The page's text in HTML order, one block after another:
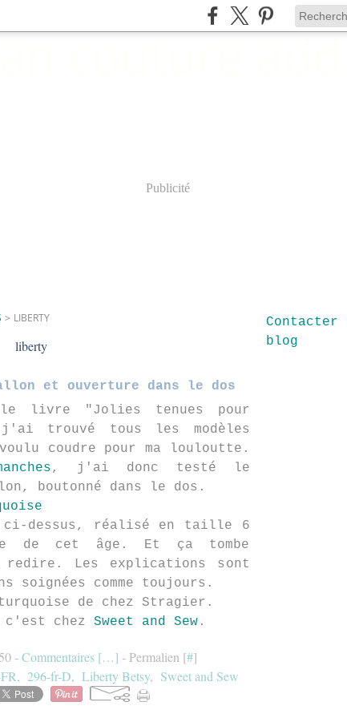
Publicité
> LIBERTY
liberty
et ouverture dans le dos
le livre "Jolies tenues pour
trouvé tous les modèles
coudre pour ma louloutte.
, j'ai donc testé le
boutonné dans le dos.
ci-dessus, réalisé en taille 6
de cet âge. Et ça tombe
redire. Les explications sont
comme toujours.
de chez Stragier.
chez Sweet and Sew.
-Commentaires […] - Permalien [#]
, 296-fr-D, Liberty Betsy, Sweet and Sew
blog